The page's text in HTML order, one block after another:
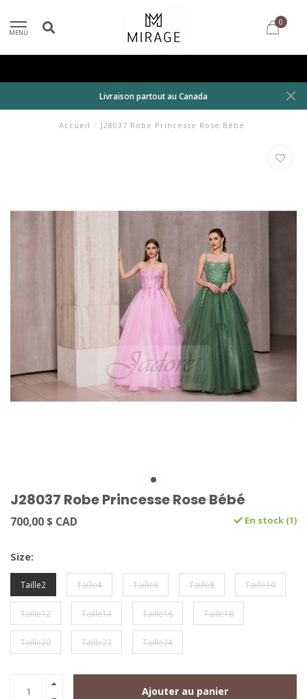
MENU
0
Livraison partout au Canada
Accueil / J28037 Robe Princesse Rose Bébé
J28037 Robe Princesse Rose Bébé
700,00 $ CAD En stock (1)
Size:
Taille2 Taille4 Taille6 Taille8 Taille10
Taille12 Taille14 Taille16 Taille18
Taille20 Taille22 Taille24
Ajouter au panier